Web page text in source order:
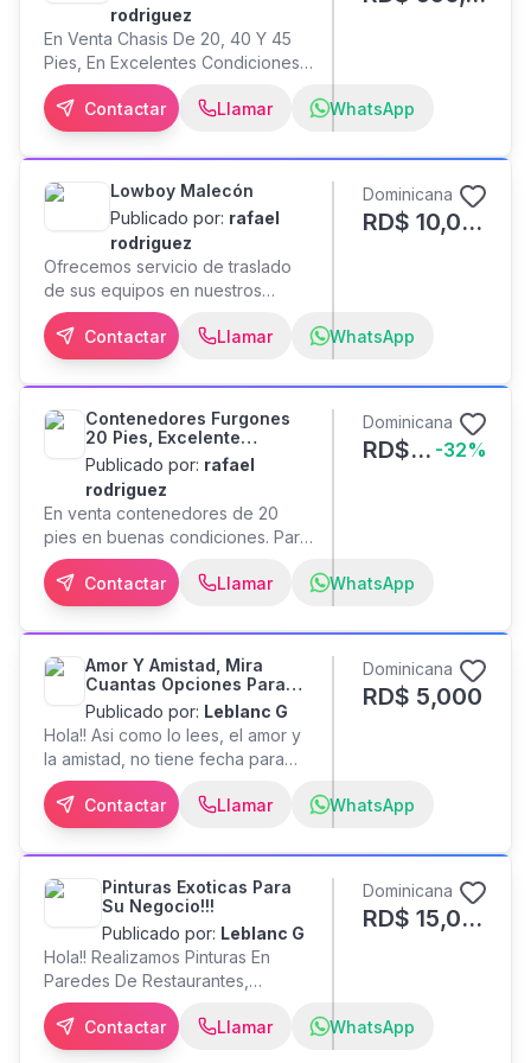
PARQUEOS NOTA: COBRAMOS
APARTE 5,000 PESOS DE
DEPOSITO REEMBOLSABLE EN
DICIEMBRE SUBE EL COSTO DE
3,000 PESOS MAS
Whatsapp 24/7 Local
rodriguez
En Venta Chasis De 20, 40 Y 45
Pies, En Excelentes Condiciones.
Para Mayor Información Llámame
Contactar
Llamar WhatsApp
Lowboy Malecón
Publicado por: rafael
rodriguez
Ofrecemos servicio de traslado
de sus equipos en nuestros
remolques de plataforma baja o
Lowboy. Con una capacidad de
Carga que soportan desde 10
toneladas hasta 100 toneladas,
Para mayor seguridad de su
carga colocamos cadenas de alta
resistencia, Llámenos y cotice su
equipo según el trabajo, tenemos
los equipos adecuados a su
necesidad.
Contactar Llamar WhatsApp
Dominicana
RD$ 10,000
Contenedores Furgones
20 Pies, Excelente
Condiciones
Publicado por: rafael
rodriguez
En venta contenedores de 20
pies en buenas condiciones. Para
mayor información llámame.
Transporte y Grúa disponible.
#furgones #contenedores
Contactar Llamar WhatsApp
Dominicana
RD$115,000
-32%
Amor Y Amistad, Mira
Cuantas Opciones Para
Regalar!!
Publicado por: Leblanc G
Hola!! Asi como lo lees, el amor y
la amistad, no tiene fecha para
regalar!! No tiene que ser el dia
del amor para regalar o
sorprender!! Regalale un retrato
pintado al oleo o al carboncillo!
Sorprendela con una melodia con
violines ( Tenemos los violinistas)
Renta tu jeepeta y dale su
paseito! ( Alquileres de jeepetas y
carros) Rentalo o reservalo ya
desde cualquier lugar!! Llevatela
de find e semana!! ( Villas en
alquiler en la playa) Regalale su
Contactar Llamar WhatsApp
Dominicana
RD$ 5,000
Pinturas Exoticas Para
Su Negocio!!!
Publicado por: Leblanc G
Hola!! Realizamos Pinturas En
Paredes De Restaurantes,
Hoteles Y Negocios En Todo El
Pais!! Deje En Nuestras Manos Ese
Toque Exotico Que Le Falta A Su
Contactar Llamar WhatsApp
Dominicana
RD$ 15,000